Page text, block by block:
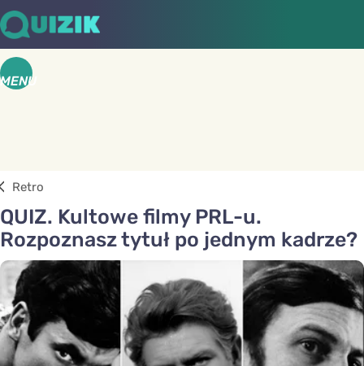
MENU
Retro
QUIZ. Kultowe filmy PRL-u.
Rozpoznasz tytuł po jednym kadrze?